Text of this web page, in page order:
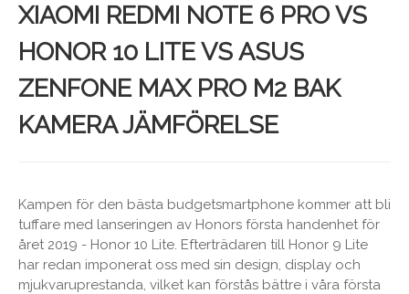
XIAOMI REDMI NOTE 6 PRO VS
HONOR 10 LITE VS ASUS
ZENFONE MAX PRO M2 BAK
KAMERA JÄMFÖRELSE
Kampen för den bästa budgetsmartphone kommer att bli
tuffare med lanseringen av Honors första handenhet för
året 2019 - Honor 10 Lite. Efterträdaren till Honor 9 Lite
har redan imponerat oss med sin design, display och
mjukvaruprestanda, vilket kan förstås bättre i våra första